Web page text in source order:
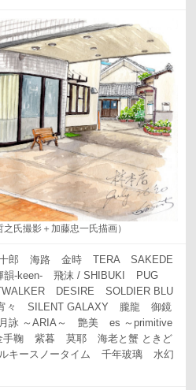
之氏撮影＋加藤忠一氏描画）
郎 海路 金時 TERA
SAKEDE
韻-keen- 飛沫 / SHIBUKI
PUG
DESIRE
SOLDIER BLU
々 SILENT GALAXY 朧龍
御鏡
月詠 ～ARIA～ 艶美
es ～primitive
手鞠 紫暮 莫耶
海老と蟹 ときど
キースノータイム 千年玻璃
水幻